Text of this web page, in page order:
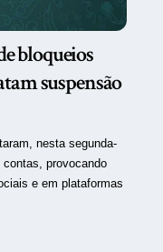
bloqueios
suspensão
nesta segunda-
provocando
e em plataformas